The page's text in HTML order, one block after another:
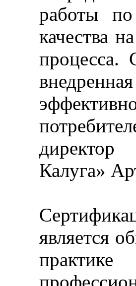
работы по
качества
процесса.
Калуга»
является